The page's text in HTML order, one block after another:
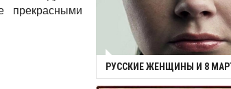
прекрасными
РУССКИЕ ЖЕНЩИНЫ И 8